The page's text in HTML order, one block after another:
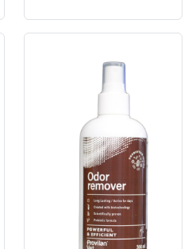
Product Link